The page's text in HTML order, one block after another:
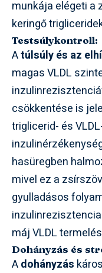
munkája elégeti a
keringő
Testsúlykontroll:
Atúlsúly és az
magas VLDL
csökkentése is
triglicerid- és
hasüregben
mivel ez a
gyulladásos
máj VLDL
Dohányzás és
Adohányzás